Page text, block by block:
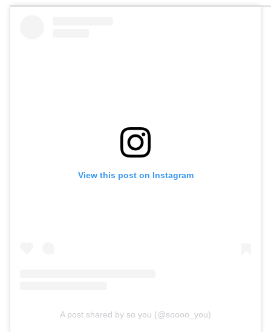
View this post on Instagram
A post shared by so you (@soooo_you)